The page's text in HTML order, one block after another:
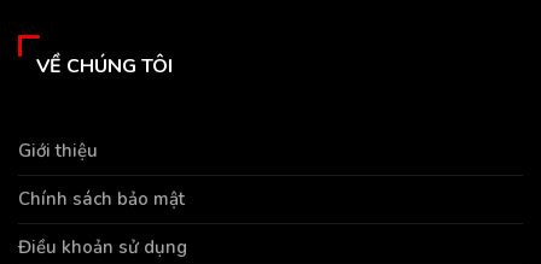
VỀ CHÚNG TÔI
Giới thiệu
Chính sách bảo mật
Điều khoản sử dụng